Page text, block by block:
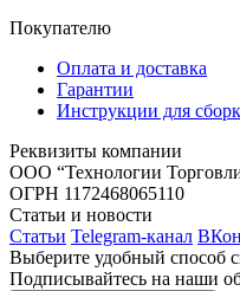
Покупателю
Оплата и доставка
Гарантии
Инструкции для
Реквизиты компании
ООО “Технологии
ОГРН 1172468065110
Статьи и новости
Статьи Telegram-канал
Выберите удобный способ
Подписывайтесь на наши